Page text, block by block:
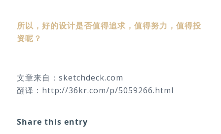
所以，好的设计是否值得追求，值得努力，值得投
资呢？
文章来自：sketchdeck.com
翻译：http://36kr.com/p/5059266.html
Share this entry